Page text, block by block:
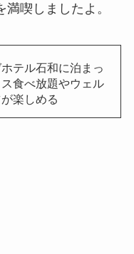
喫しましたよ。
テル石和に泊まっ
食べ放題やウェル
楽しめる